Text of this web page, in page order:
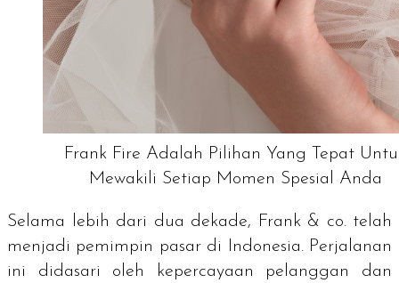
Frank Fire Adalah Pilihan Yang Tepat
Mewakili Setiap Momen Spesial Anda
Selama lebih dari dua dekade, Frank & co. telah
menjadi pemimpin pasar di Indonesia. Perjalanan
ini didasari oleh kepercayaan pelanggan dan